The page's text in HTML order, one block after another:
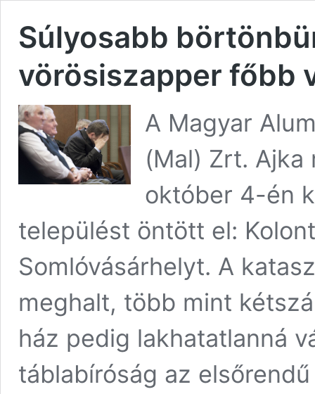
Súlyosabb
vörösiszapper főbb
A Magyar
(Mal) Zrt. Ajka
október 4-én
települést öntött el:
Somlóvásárhelyt. A
meghalt, több mint
ház pedig lakhatatlanná
táblabíróság az